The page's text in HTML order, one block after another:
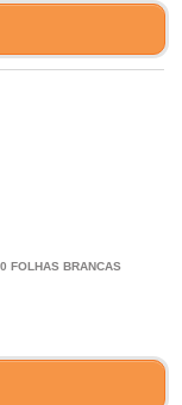
FOLHAS BRANCAS